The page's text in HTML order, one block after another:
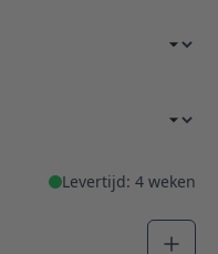
Levertijd: 4 weken